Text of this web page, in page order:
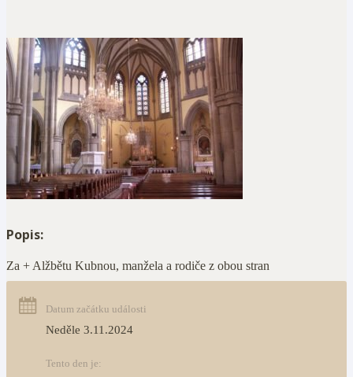
Popis:
Za + Alžbětu Kubnou, manžela a rodiče z obou stran
Datum začátku události
Neděle 3.11.2024
Tento den je: